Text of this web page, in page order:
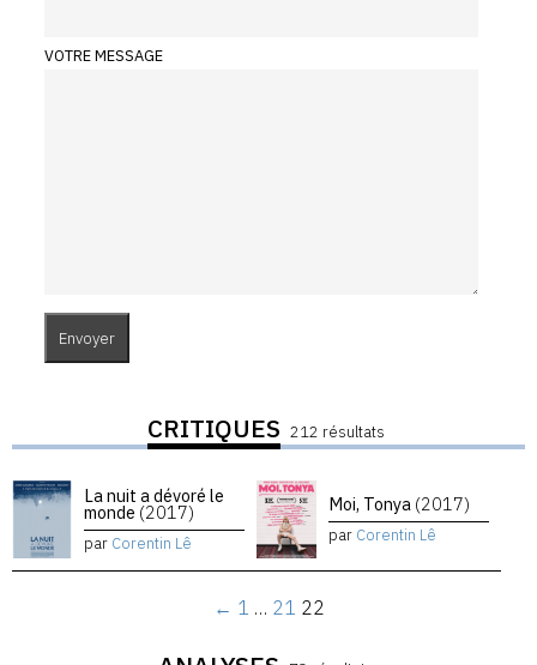
VOTRE MESSAGE
CRITIQUES 212 résultats
La nuit a dévoré le
monde (2017)
par Corentin Lê
Moi, Tonya (2017)
par Corentin Lê
← 1 … 21 22